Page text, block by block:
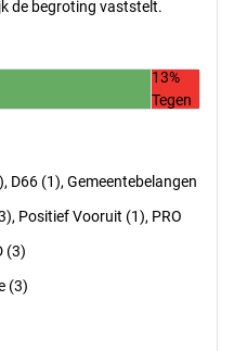
de begroting vaststelt.
13%
Tegen
D66 (1), Gemeentebelangen
Positief Vooruit (1), PRO
(3)
(3)